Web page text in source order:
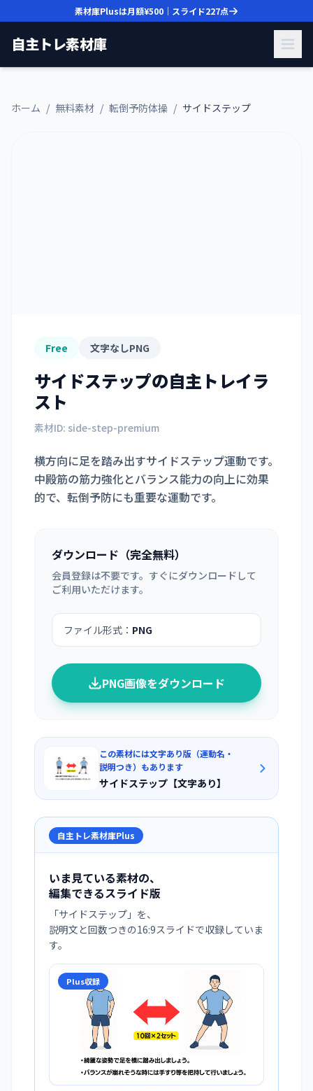
素材庫Plusは月額¥500 ｜スライド227点
自主トレ素材庫
ホーム / 無料素材 / 転倒予防体操 / サイドステップ
Free 文字なしPNG
サイドステップの自主トレイラ
スト
素材ID: side-step-premium
横方向に足を踏み出すサイドステップ運動です。
中殿筋の筋力強化とバランス能力の向上に効果
的で、転倒予防にも重要な運動です。
ダウンロード（完全無料）
会員登録は不要です。すぐにダウンロードして
ご利用いただけます。
ファイル形式： PNG
PNG画像をダウンロード
この素材には文字あり版（運動名・
説明つき）もあります
サイドステップ【文字あり】
自主トレ素材庫Plus
いま見ている素材の、
編集できるスライド版
「サイドステップ 」を、
説明文と回数つきの16:9スライドで収録していま
す。
Plus収録